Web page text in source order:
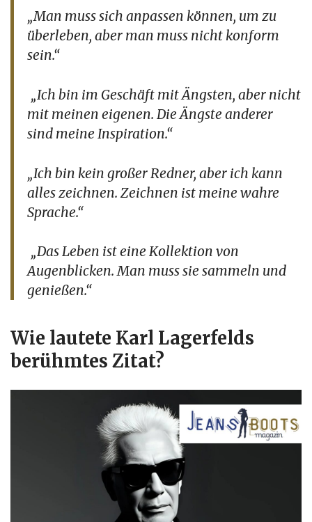
„Man muss sich anpassen können, um zu
überleben, aber man muss nicht konform
sein.“
„Ich bin im Geschäft mit Ängsten, aber nicht
mit meinen eigenen. Die Ängste anderer
sind meine Inspiration.“
„Ich bin kein großer Redner, aber ich kann
alles zeichnen. Zeichnen ist meine wahre
Sprache.“
„Das Leben ist eine Kollektion von
Augenblicken. Man muss sie sammeln und
genießen.“
Wie lautete Karl Lagerfelds
berühmtes Zitat?